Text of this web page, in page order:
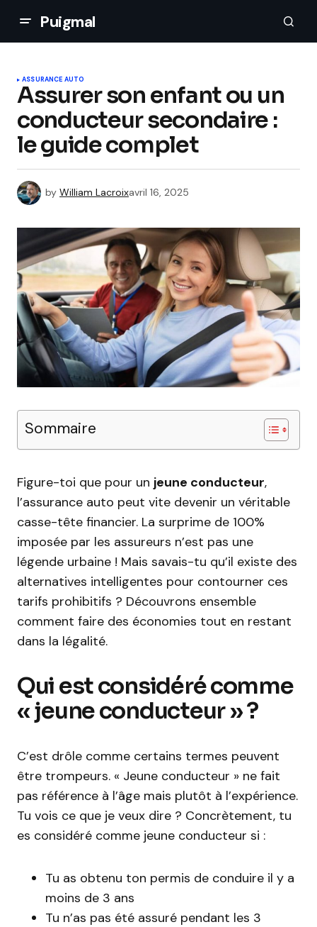
Puigmal
ASSURANCE AUTO
Assurer son enfant ou un
conducteur secondaire :
le guide complet
by William Lacroixavril 16, 2025
Sommaire
Figure-toi que pour un jeune conducteur,
l’assurance auto peut vite devenir un véritable
casse-tête financier. La surprime de 100%
imposée par les assureurs n’est pas une
légende urbaine ! Mais savais-tu qu’il existe des
alternatives intelligentes pour contourner ces
tarifs prohibitifs ? Découvrons ensemble
comment faire des économies tout en restant
dans la légalité.
Qui est considéré comme
« jeune conducteur » ?
C’est drôle comme certains termes peuvent
être trompeurs. « Jeune conducteur » ne fait
pas référence à l’âge mais plutôt à l’expérience.
Tu vois ce que je veux dire ? Concrètement, tu
es considéré comme jeune conducteur si :
Tu as obtenu ton permis de conduire il y a
moins de 3 ans
Tu n’as pas été assuré pendant les 3